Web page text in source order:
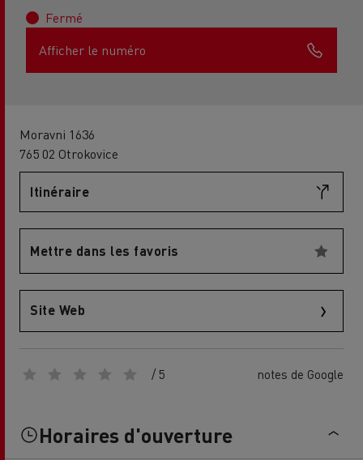
Fermé
Afficher le numéro
Moravni 1636
765 02 Otrokovice
Itinéraire
Mettre dans les favoris
Site Web
/ 5 notes de Google
Horaires d'ouverture